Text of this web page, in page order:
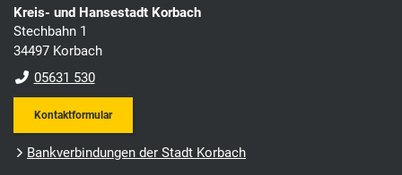
Kreis- und Hansestadt Korbach
Stechbahn 1
34497 Korbach
05631 530
Kontaktformular
Bankverbindungen der Stadt Korbach